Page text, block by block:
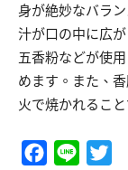
身が絶妙なバラ
汁が口の中に広
五香粉などが使
めます。また、
火で焼かれるこ
Facebook
Line